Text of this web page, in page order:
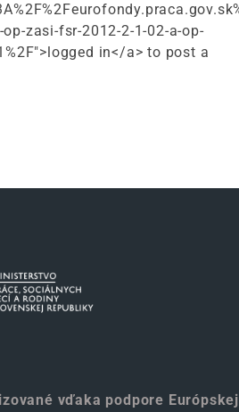
zasi-fsr-2012-2-1-02-a-op-
in</a> to post a
vďaka podpore Európskej